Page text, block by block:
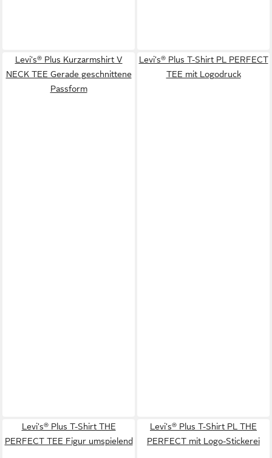
Levi's® Plus Kurzarmshirt V
NECK TEE Gerade geschnittene
Passform
Levi's® Plus T-Shirt PL PERFECT
TEE mit Logodruck
Levi's® Plus T-Shirt THE
PERFECT TEE Figur umspielend
Levi's® Plus T-Shirt PL THE
PERFECT mit Logo-Stickerei